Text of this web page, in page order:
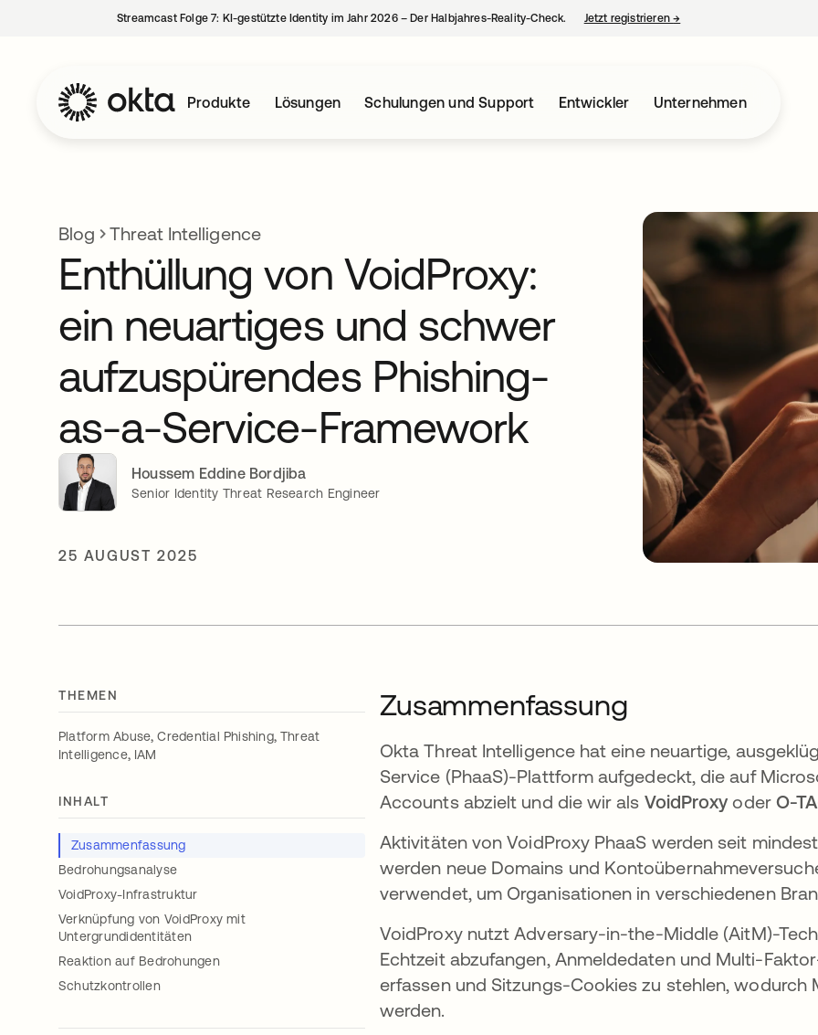
Streamcast Folge 7: KI-gestützte Identity im Jahr 2026 – Der Halbjahres-Reality-Check. Jetzt registrieren→
Produkte Lösungen Schulungen und Support Entwickler Unternehmen
Blog Threat Intelligence
Enthüllung von VoidProxy:
ein neuartiges und schwer
aufzuspürendes Phishing-
as-a-Service-Framework
Houssem Eddine Bordjiba
Senior Identity Threat Research Engineer
25 AUGUST 2025
THEMEN
Platform Abuse,Credential Phishing, Threat
Intelligence, IAM
INHALT
Zusammenfassung
Bedrohungsanalyse
VoidProxy-Infrastruktur
Verknüpfung von VoidProxy mit
Untergrundidentitäten
Reaktion auf Bedrohungen
Schutzkontrollen
Zusammenfassung
Okta Threat Intelligence hat eine neuartige,
Service (PhaaS)-Plattform aufgedeckt, die auf
Accounts abzielt und die wir als VoidProxyoder O-
Aktivitäten von VoidProxy PhaaS werden seit
werden neue Domains und
verwendet, um Organisationen in verschiedenen
VoidProxy nutzt Adversary-in-the-Middle (AitM)-
Echtzeit abzufangen, Anmeldedaten und Multi-
erfassen und Sitzungs-Cookies zu stehlen, wodurch
werden.